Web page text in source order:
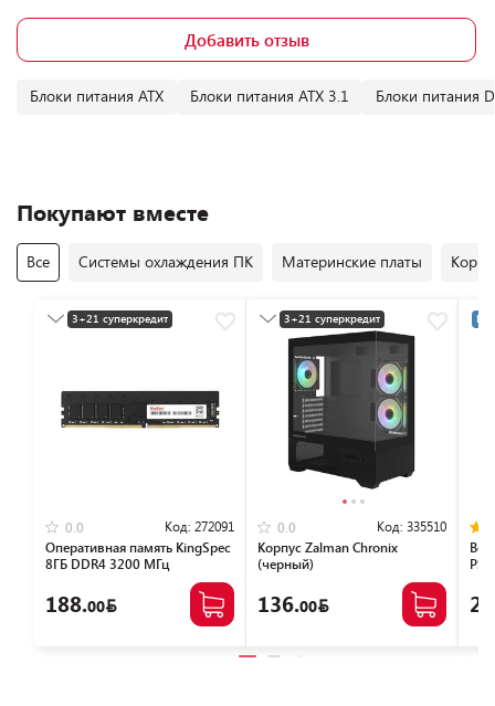
Добавить отзыв
Блоки питания ATX Блоки питания ATX 3.1 Блоки питания
Покупают вместе
Все Системы охлаждения ПК Материнские платы
3+21 суперкредит
0.0 Код: 272091
Оперативная память KingSpec
8ГБ DDR4 3200 МГц
188.00
3+21 суперкредит
Разумная цена
0.0 Код: 335510
Корпус Zalman Chronix
(черный)
136.00